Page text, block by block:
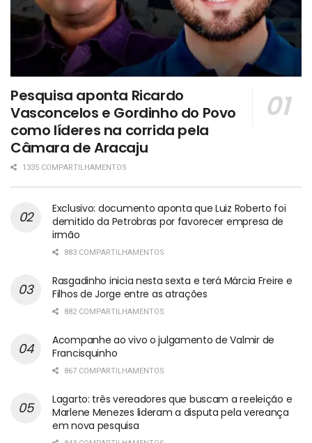
Pesquisa aponta Ricardo
Vasconcelos e Gordinho do Povo
como líderes na corrida pela
Câmara de Aracaju
1335 COMPARTILHAMENTOS
Exclusivo: documento aponta que Luiz Roberto foi
demitido da Petrobras por favorecer empresa de
irmão
883 COMPARTILHAMENTOS
Rasgadinho inicia nesta sexta e terá Márcia Freire e
Filhos de Jorge entre as atrações
882 COMPARTILHAMENTOS
Acompanhe ao vivo o julgamento de Valmir de
Francisquinho
867 COMPARTILHAMENTOS
Lagarto: três vereadores que buscam a reeleição e
Marlene Menezes lideram a disputa pela vereança
em nova pesquisa